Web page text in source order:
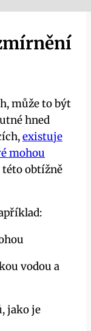
může to být
hned
existuje
mohou
této obtížně
vodou a
jako je